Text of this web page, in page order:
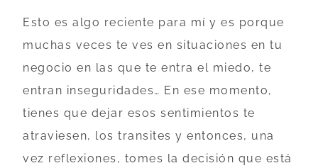
Esto es algo reciente para mí y es porque
muchas veces te ves en situaciones en tu
negocio en las que te entra el miedo, te
entran inseguridades… En ese momento,
tienes que dejar esos sentimientos te
atraviesen, los transites y entonces, una
vez reflexiones, tomes la decisión que está